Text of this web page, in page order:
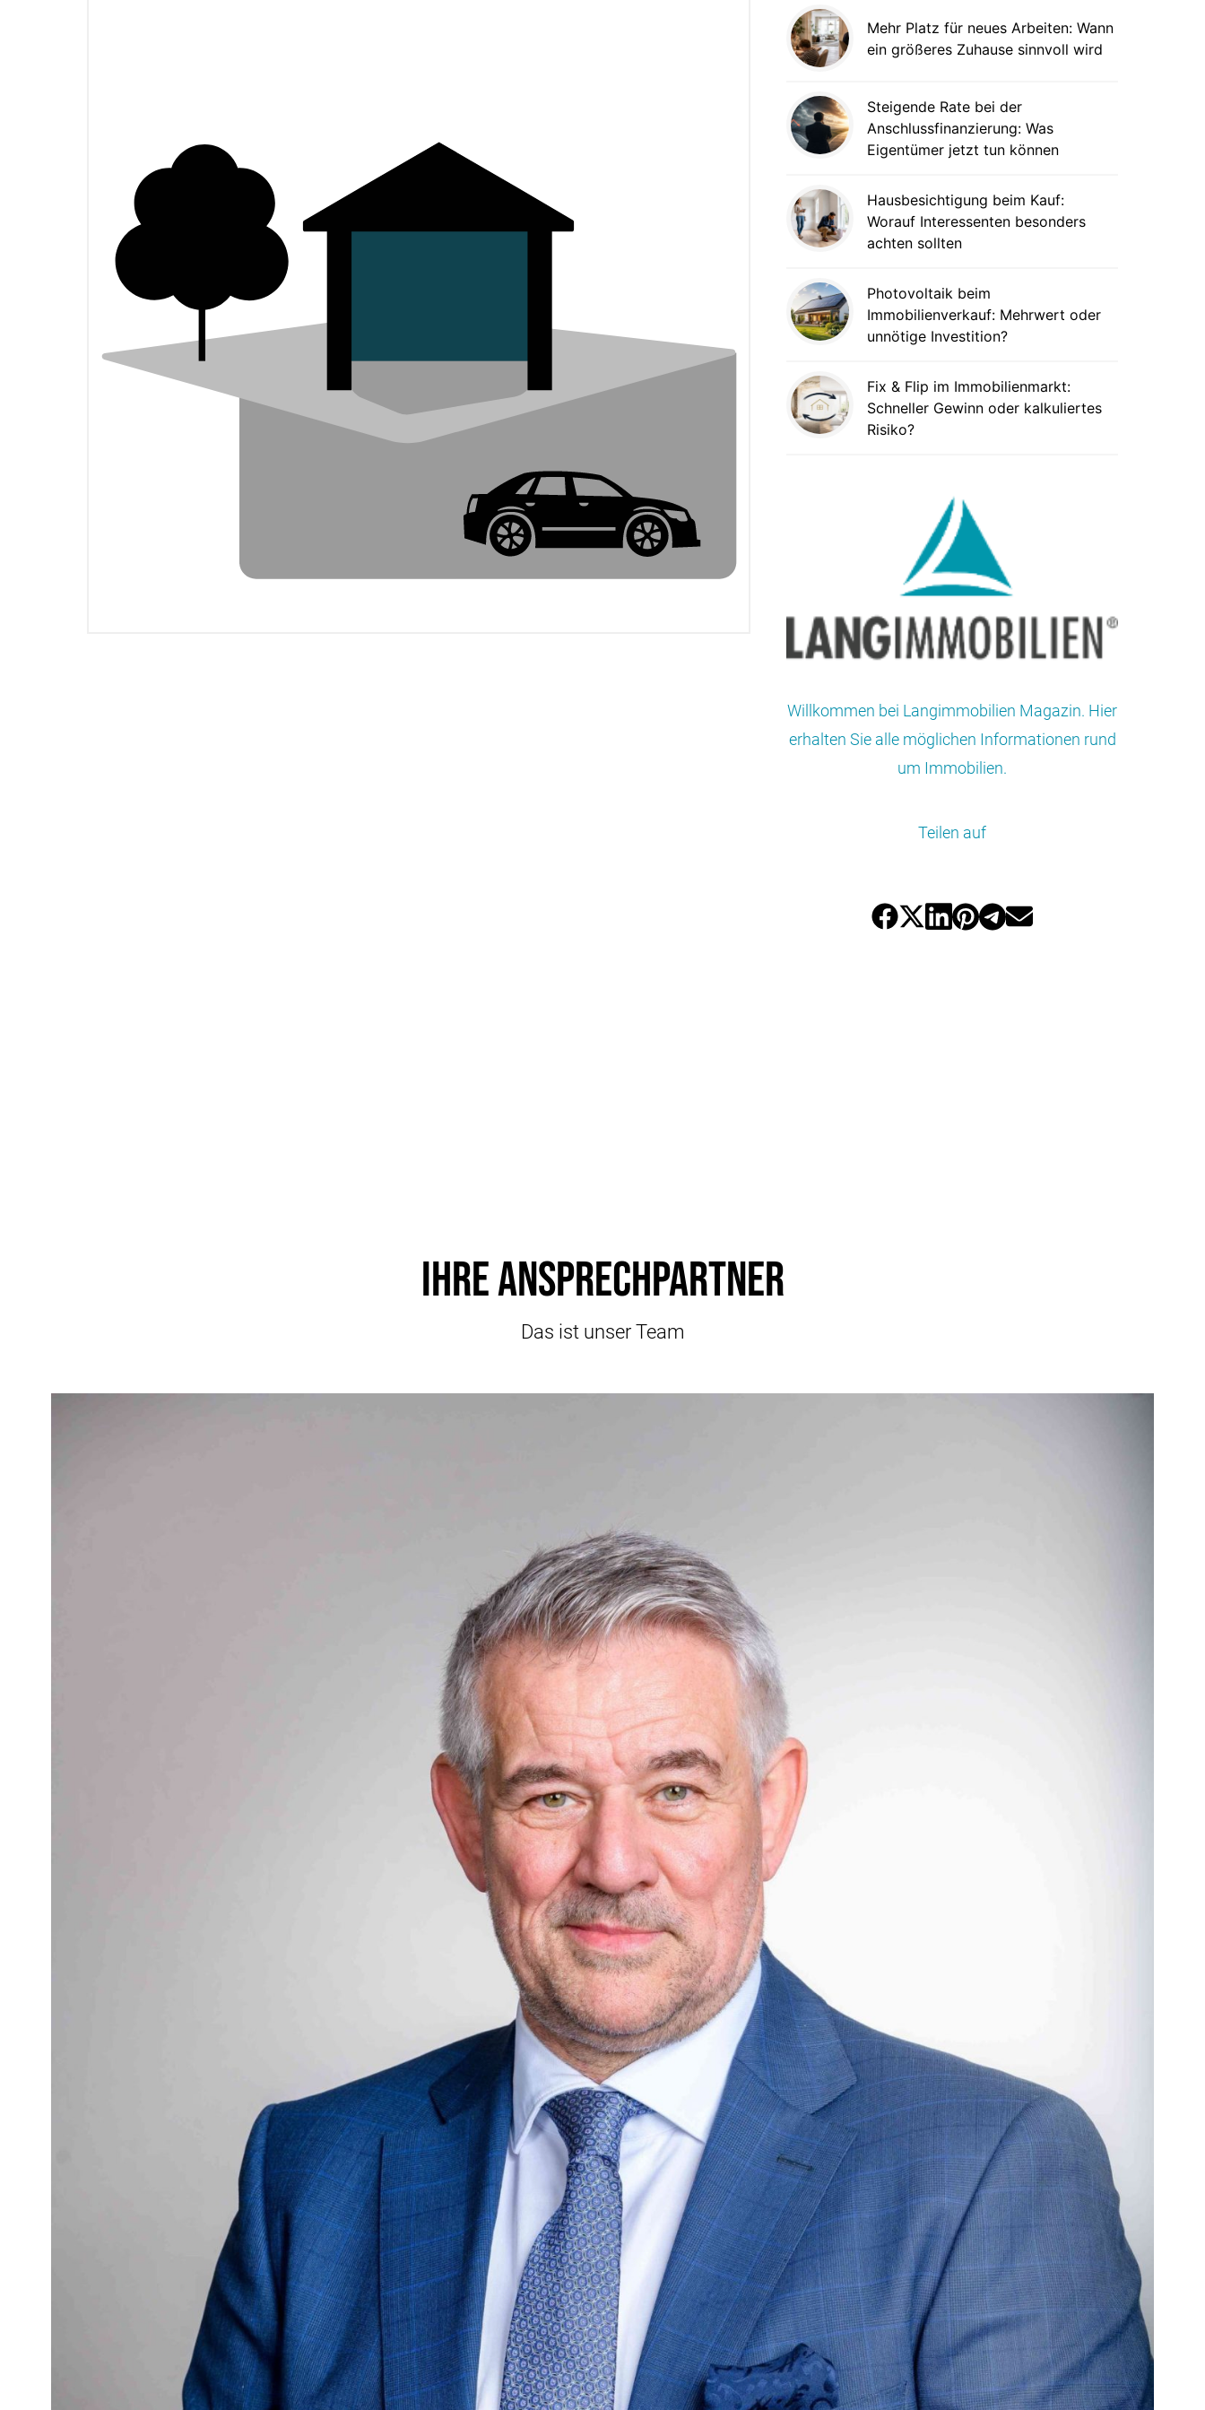
Mehr Platz für neues Arbeiten: Wann
ein größeres Zuhause sinnvoll wird
Steigende Rate bei der
Anschlussfinanzierung: Was
Eigentümer jetzt tun können
Hausbesichtigung beim Kauf:
Worauf Interessenten besonders
achten sollten
Photovoltaik beim
Immobilienverkauf: Mehrwert oder
unnötige Investition?
Fix & Flip im Immobilienmarkt:
Schneller Gewinn oder kalkuliertes
Risiko?
Willkommen bei Langimmobilien Magazin. Hier
erhalten Sie alle möglichen Informationen rund
um Immobilien.
Teilen auf
Ihre Ansprechpartner
Das ist unser Team